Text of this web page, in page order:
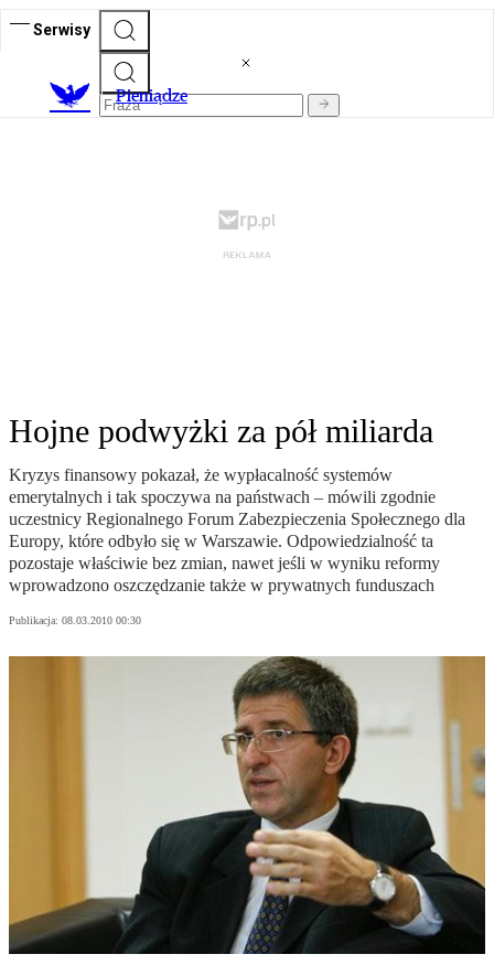
Serwisy
Pieniądze
Hojne podwyżki za pół miliarda
Kryzys finansowy pokazał, że wypłacalność systemów
emerytalnych i tak spoczywa na państwach – mówili zgodnie
uczestnicy Regionalnego Forum Zabezpieczenia Społecznego dla
Europy, które odbyło się w Warszawie. Odpowiedzialność ta
pozostaje właściwie bez zmian, nawet jeśli w wyniku reformy
wprowadzono oszczędzanie także w prywatnych funduszach
Publikacja: 08.03.2010 00:30